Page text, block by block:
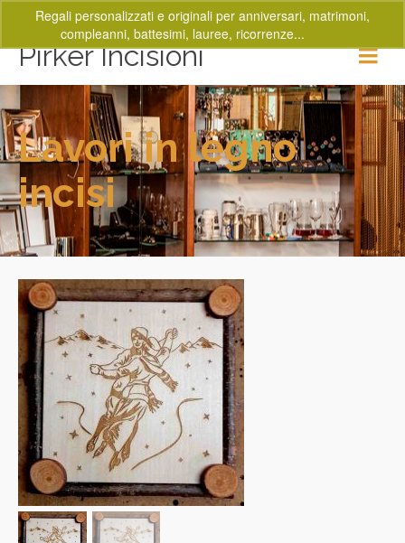
Regali personalizzati e originali per anniversari, matrimoni,
compleanni, battesimi, lauree, ricorrenze...
Pirker Incisioni
Lavori in legno
incisi